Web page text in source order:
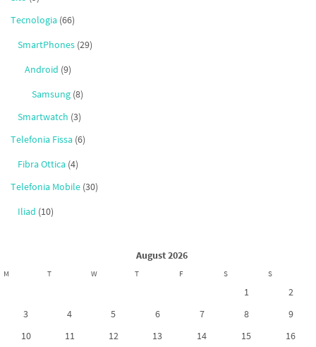
Tecnologia (66)
SmartPhones (29)
Android (9)
Samsung (8)
Smartwatch (3)
Telefonia Fissa (6)
Fibra Ottica (4)
Telefonia Mobile (30)
Iliad (10)
August 2026
M T W T F S S
1
2
3
4 5 6 7 8
9
10
11 12 13 14 15 16